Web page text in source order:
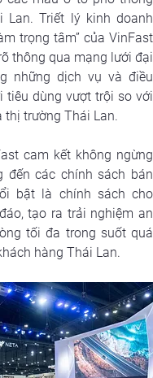
Lan. Triết lý kinh doanh
trọng tâm” của VinFast
thông qua mạng lưới đại
những dịch vụ và điều
tiêu dùng vượt trội so với
thị trường Thái Lan.
cam kết không ngừng
đến các chính sách bán
bật là chính sách cho
tạo ra trải nghiệm an
tối đa trong suốt quá
hàng Thái Lan.